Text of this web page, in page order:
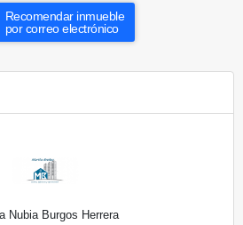
Recomendar inmueble
por correo electrónico
Nubia Burgos Herrera